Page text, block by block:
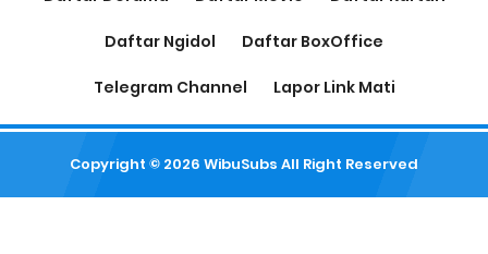
Daftar Ngidol Daftar BoxOffice
Telegram Channel Lapor Link Mati
Copyright © 2026 WibuSubs All Right Reserved